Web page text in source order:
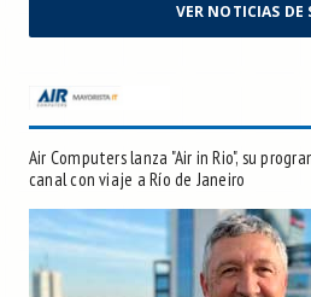
VER NOTICIAS DE
Air Computers lanza "Air in Rio", su
canal con viaje a Río de Janeiro